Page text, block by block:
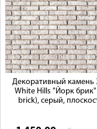
Декоративный камень
White Hills "Йорк
brick), серый,